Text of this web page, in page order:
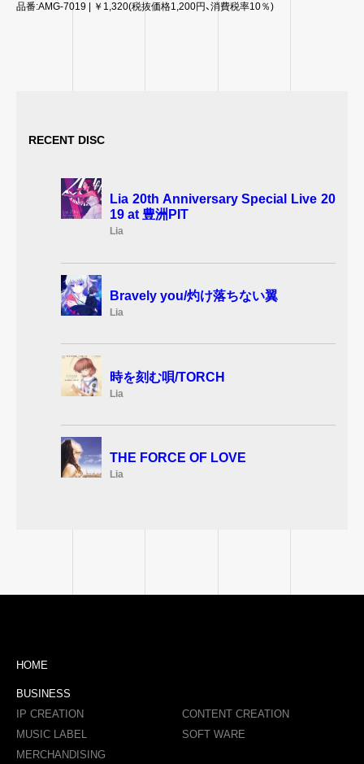
品番:AMG-7019 | ￥1,320(税抜価格1,200円、消費税率10％)
RECENT DISC
Lia 20th Anniversary Special Live 20
19 at 豊洲PIT
Lia
Bravely you/灼け落ちない翼
Lia
時を刻む唄/TORCH
Lia
THE FORCE OF LOVE
Lia
HOME
BUSINESS
IP CREATION
CONTENT CREATION
MUSIC LABEL
SOFT WARE
MERCHANDISING